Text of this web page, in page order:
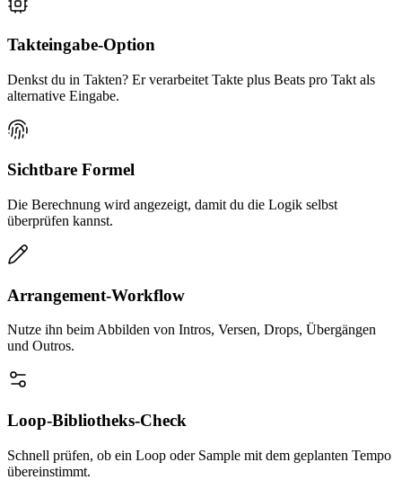
Takteingabe-Option
Denkst du in Takten? Er verarbeitet Takte plus Beats pro Takt als
alternative Eingabe.
Sichtbare Formel
Die Berechnung wird angezeigt, damit du die Logik selbst
überprüfen kannst.
Arrangement-Workflow
Nutze ihn beim Abbilden von Intros, Versen, Drops, Übergängen
und Outros.
Loop-Bibliotheks-Check
Schnell prüfen, ob ein Loop oder Sample mit dem geplanten Tempo
übereinstimmt.